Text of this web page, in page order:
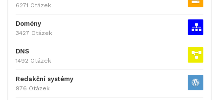
6271 Otázek
Domény
3427 Otázek
DNS
1492 Otázek
Redakční systémy
976 Otázek